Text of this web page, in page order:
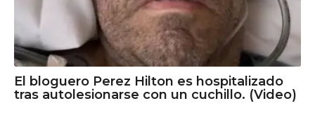
El bloguero Perez Hilton es hospitalizado
tras autolesionarse con un cuchillo. (Video)